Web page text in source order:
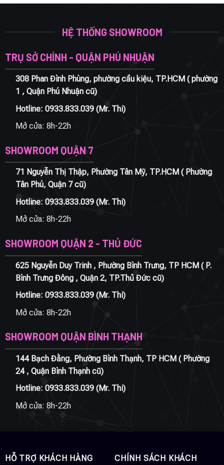
21.080.000 ₫. là:
14.480.000 ₫. là:
HỆ THỐNG SHOWROOM
TRỤ SỞ CHÍNH - QUẬN PHÚ NHUẬN
308 Phan Đình Phùng, phường cầu kiệu, TP.HCM ( phường
1 , Quận Phú Nhuận cũ)
Hotline: 0933.833.039(Mr. Thi)
Mở cửa: 8h-22h
SHOWROOM QUẬN 7
71 Nguyễn Thị Thập, Phường Tân Mỹ, TP.HCM ( Phường
Tân Phú, Quận 7 cũ)
Hotline: 0933.833.039(Mr. Thi)
Mở cửa: 8h-22h
SHOWROOM QUẬN 2 - THỦ ĐỨC
625 Nguyễn Duy Trinh , Phường Bình Trưng, TP HCM ( P.
Bình Trưng Đông , Quận 2, TP.Thủ Đức cũ)
Hotline: 0933.833.039(Mr. Thi)
Mở cửa: 8h-22h
SHOWROOM QUẬN BÌNH THẠNH
144 Bạch Đằng, Phường Bình Thạnh, TP HCM ( Phường
24 , Quận Bình Thạnh cũ)
Hotline: 0933.833.039(Mr. Thi)
Mở cửa: 8h-22h
HỖ TRỢ KHÁCH HÀNG
CHÍNH SÁCH KHÁCH